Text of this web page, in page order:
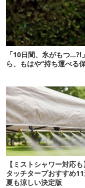
「10日間、氷がもつ
ら、もはや“持ち運べる
【ミストシャワー対応
タッチタープおすすめ
夏も涼しい決定版